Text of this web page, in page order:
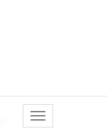
Toggle